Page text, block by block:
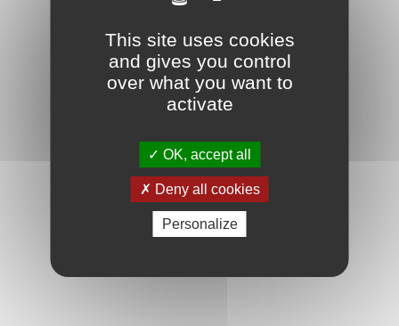
This site uses cookies
and gives you control
over what you want to
activate
OK, accept all
Deny all cookies
Personalize